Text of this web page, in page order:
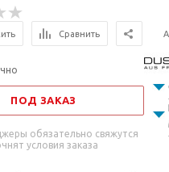
Сравнить
ПОД ЗАКАЗ
обязательно свяжутся
условия заказа